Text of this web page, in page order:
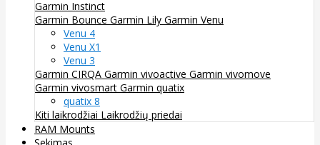
Garmin Instinct
Garmin Bounce Garmin Lily Garmin Venu
Venu 4
Venu X1
Venu 3
Garmin CIRQA Garmin vivoactive Garmin vivomove
Garmin vivosmart Garmin quatix
quatix 8
Kiti laikrodžiai Laikrodžių priedai
RAM Mounts
Sekimas